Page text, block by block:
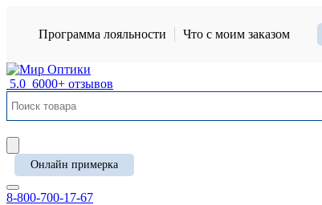
Программа лояльности Что с моим заказом
5.0 6000+ отзывов
Онлайн примерка
8-800-700-17-67